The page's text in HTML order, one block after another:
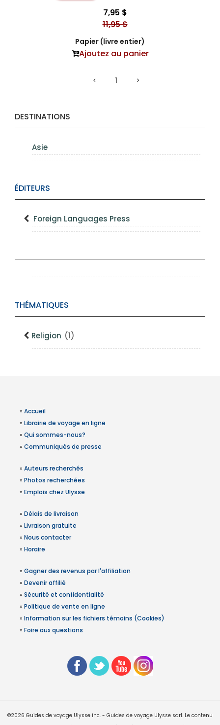
DESTINATIONS
Asie
ÉDITEURS
Foreign Languages Press
THÉMATIQUES
Religion (1)
7,95 $
11,95 $
Papier (livre entier)
Ajoutez au panier
1
» Accueil
» Librairie de voyage en ligne
» Qui sommes-nous?
» Communiqués de presse
» Auteurs recherchés
» Photos recherchées
» Emplois chez Ulysse
» Délais de livraison
» Livraison gratuite
» Nous contacter
» Horaire
» Gagner des revenus par l'affiliation
» Devenir affilié
» Sécurité et confidentialité
» Politique de vente en ligne
» Information sur les fichiers témoins (Cookies)
» Foire aux questions
©2026 Guides de voyage Ulysse inc. - Guides de voyage Ulysse sarl. Le contenu